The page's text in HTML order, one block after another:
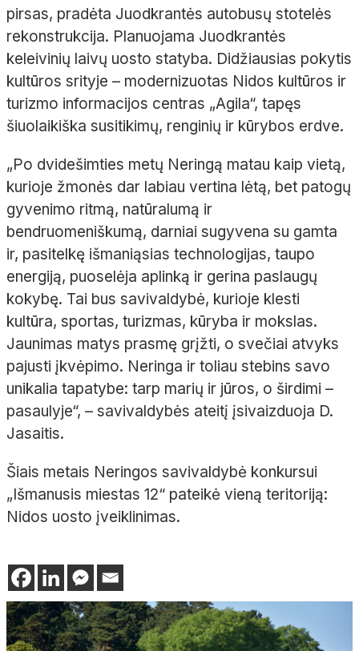
pirsas, pradėta Juodkrantės autobusų stotelės
rekonstrukcija. Planuojama Juodkrantės
keleivinių laivų uosto statyba. Didžiausias pokytis
kultūros srityje – modernizuotas Nidos kultūros ir
turizmo informacijos centras „Agila“, tapęs
šiuolaikiška susitikimų, renginių ir kūrybos erdve.
„Po dvidešimties metų Neringą matau kaip vietą,
kurioje žmonės dar labiau vertina lėtą, bet patogų
gyvenimo ritmą, natūralumą ir
bendruomeniškumą, darniai sugyvena su gamta
ir, pasitelkę išmaniąsias technologijas, taupo
energiją, puoselėja aplinką ir gerina paslaugų
kokybę. Tai bus savivaldybė, kurioje klesti
kultūra, sportas, turizmas, kūryba ir mokslas.
Jaunimas matys prasmę grįžti, o svečiai atvyks
pajusti įkvėpimo. Neringa ir toliau stebins savo
unikalia tapatybe: tarp marių ir jūros, o širdimi –
pasaulyje“, – savivaldybės ateitį įsivaizduoja D.
Jasaitis.
Šiais metais Neringos savivaldybė konkursui
„Išmanusis miestas 12“ pateikė vieną teritoriją:
Nidos uosto įveiklinimas.